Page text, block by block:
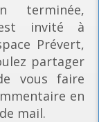
terminée,
est invité à
Prévert,
partager
vous faire
en
mail.